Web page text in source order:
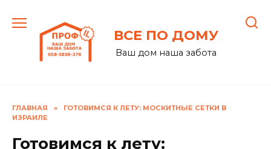
содержанию
ВСЕ ПО ДОМУ
Ваш дом наша забота
ГЛАВНАЯ »
ГОТОВИМСЯ К ЛЕТУ: МОСКИТНЫЕ СЕТКИ В
ИЗРАИЛЕ
Готовимся к лету: